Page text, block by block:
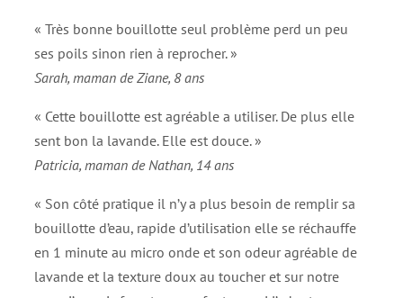
« Très bonne bouillotte seul problème perd un peu
ses poils sinon rien à reprocher. »
Sarah, maman de Ziane, 8 ans
« Cette bouillotte est agréable a utiliser. De plus elle
sent bon la lavande. Elle est douce. »
Patricia, maman de Nathan, 14 ans
« Son côté pratique il n’y a plus besoin de remplir sa
bouillotte d’eau, rapide d’utilisation elle se réchauffe
en 1 minute au micro onde et son odeur agréable de
lavande et la texture doux au toucher et sur notre